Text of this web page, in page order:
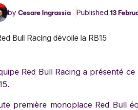
by Cesare Ingrassia Published 13
Red Bull Racing a présenté
première monoplace Red Bull